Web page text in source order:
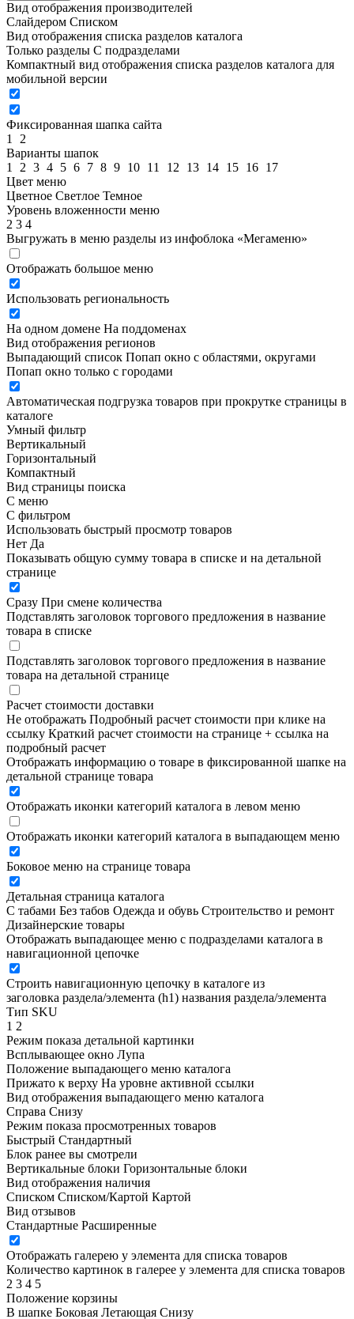
Вид отображения производителей
Слайдером Списком
Вид отображения списка разделов каталога
Только разделы С подразделами
Компактный вид отображения списка разделов каталога для
мобильной версии
Фиксированная шапка сайта
1
2
Варианты шапок
1
2 3 4 5 6 7 8 9 10 11 12 13 14 15 16 17
Цвет меню
Цветное Светлое Темное
Уровень вложенности меню
2 3 4
Выгружать в меню разделы из инфоблока «Мегаменю»
Отображать большое меню
Использовать региональность
На одном домене На поддоменах
Вид отображения регионов
Выпадающий список Попап окно c областями, округами
Попап окно только с городами
Автоматическая подгрузка товаров при прокрутке страницы в
каталоге
Умный фильтр
Вертикальный
Горизонтальный
Компактный
Вид страницы поиска
С меню
С фильтром
Использовать быстрый просмотр товаров
Нет Да
Показывать общую сумму товара в списке и на детальной
странице
Сразу При смене количества
Подставлять заголовок торгового предложения в название
товара в списке
Подставлять заголовок торгового предложения в название
товара на детальной странице
Расчет стоимости доставки
Не отображать Подробный расчет стоимости при клике на
ссылку Краткий расчет стоимости на странице + ссылка на
подробный расчет
Отображать информацию о товаре в фиксированной шапке на
детальной странице товара
Отображать иконки категорий каталога в левом меню
Отображать иконки категорий каталога в выпадающем меню
Боковое меню на странице товара
Детальная страница каталога
С табами Без табов Одежда и обувь Строительство и ремонт
Дизайнерские товары
Отображать выпадающее меню с подразделами каталога в
навигационной цепочке
Строить навигационную цепочку в каталоге из
заголовка раздела/элемента (h1) названия раздела/элемента
Тип SKU
1 2
Режим показа детальной картинки
Всплывающее окно Лупа
Положение выпадающего меню каталога
Прижато к верху На уровне активной ссылки
Вид отображения выпадающего меню каталога
Справа Снизу
Режим показа просмотренных товаров
Быстрый Стандартный
Блок ранее вы смотрели
Вертикальные блоки Горизонтальные блоки
Вид отображения наличия
Списком Списком/Картой Картой
Вид отзывов
Стандартные Расширенные
Отображать галерею у элемента для списка товаров
Количество картинок в галерее у элемента для списка товаров
2 3 4 5
Положение корзины
В шапке Боковая Летающая Снизу